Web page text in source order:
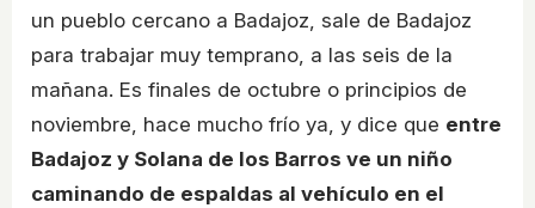
un pueblo cercano a Badajoz, sale de Badajoz
para trabajar muy temprano, a las seis de la
mañana. Es finales de octubre o principios de
noviembre, hace mucho frío ya, y dice que entre
Badajoz y Solana de los Barros ve un niño
caminando de espaldas al vehículo en el